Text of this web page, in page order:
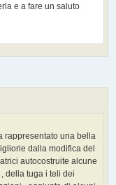
e a fare un saluto
rappresentato una bella
dalla modifica del
autocostruite alcune
della tuga i teli dei